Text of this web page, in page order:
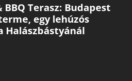
Terasz: Budapest
egy lehúzós
Halászbástyánál